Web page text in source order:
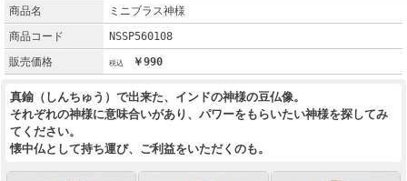
商品名
ミニブラス神様
商品コード
NSSP560108
販売価格
￥990
真鍮（しんちゅう）で出来た、インドの神様の豆仏像。
それぞれの神様に意味合いがあり、パワーをもらいたい神様を探してみ
てください。
懐中仏として持ち運び、ご利益をいただくのも。